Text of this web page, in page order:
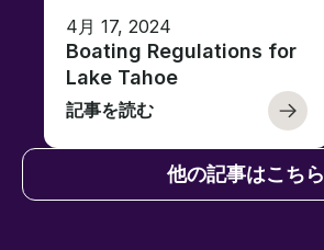
4月 17, 2024
Boating Regulations for
Lake Tahoe
記事を読む
他の記事はこちら